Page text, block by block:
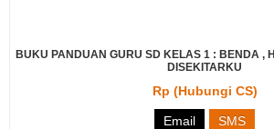
BUKU PANDUAN GURU SD KELAS 1 : BENDA ,
DISEKITARKU
Rp (Hubungi CS)
Email SMS